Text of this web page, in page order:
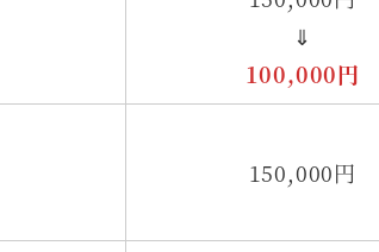
⇓
100,000円
150,000円